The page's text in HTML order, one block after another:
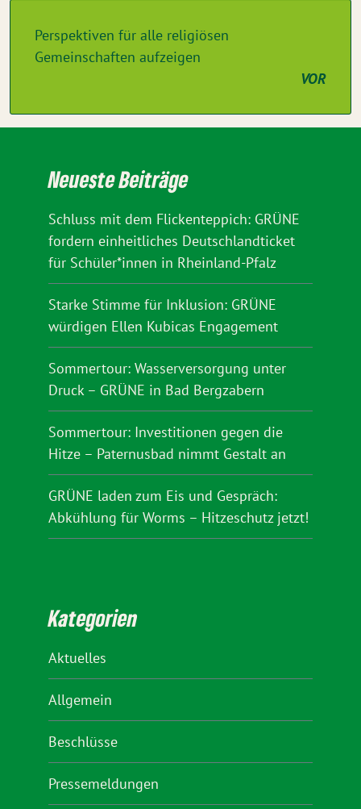
Perspektiven für alle religiösen
Gemeinschaften aufzeigen
VOR
Neueste Beiträge
Schluss mit dem Flickenteppich: GRÜNE
fordern einheitliches Deutschlandticket
für Schüler*innen in Rheinland-Pfalz
Starke Stimme für Inklusion: GRÜNE
würdigen Ellen Kubicas Engagement
Sommertour: Wasserversorgung unter
Druck – GRÜNE in Bad Bergzabern
Sommertour: Investitionen gegen die
Hitze – Paternusbad nimmt Gestalt an
GRÜNE laden zum Eis und Gespräch:
Abkühlung für Worms – Hitzeschutz jetzt!
Kategorien
Aktuelles
Allgemein
Beschlüsse
Pressemeldungen